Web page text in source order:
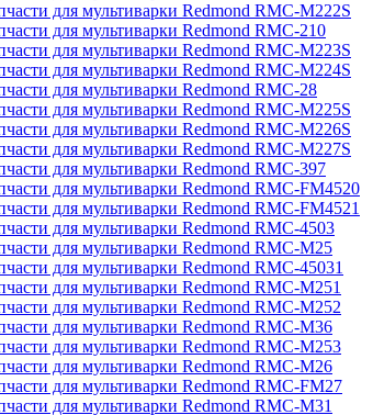
для мультиварки Redmond RMC-M222S
для мультиварки Redmond RMC-210
для мультиварки Redmond RMC-M223S
для мультиварки Redmond RMC-M224S
для мультиварки Redmond RMC-28
для мультиварки Redmond RMC-M225S
для мультиварки Redmond RMC-M226S
для мультиварки Redmond RMC-M227S
для мультиварки Redmond RMC-397
для мультиварки Redmond RMC-FM4520
для мультиварки Redmond RMC-FM4521
для мультиварки Redmond RMC-4503
для мультиварки Redmond RMC-M25
для мультиварки Redmond RMC-45031
для мультиварки Redmond RMC-M251
для мультиварки Redmond RMC-M252
для мультиварки Redmond RMC-M36
для мультиварки Redmond RMC-M253
для мультиварки Redmond RMC-M26
для мультиварки Redmond RMC-FM27
для мультиварки Redmond RMC-M31